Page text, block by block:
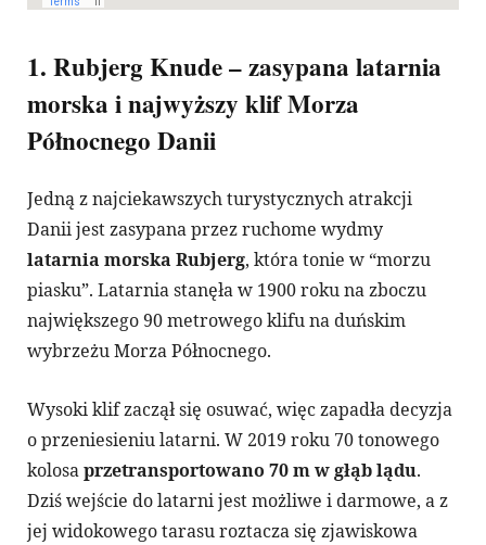
1. Rubjerg Knude – zasypana latarnia
morska i najwyższy klif Morza
Północnego Danii
Jedną z najciekawszych turystycznych atrakcji
Danii jest zasypana przez ruchome wydmy
latarnia morska Rubjerg, która tonie w “morzu
piasku”. Latarnia stanęła w 1900 roku na zboczu
największego 90 metrowego klifu na duńskim
wybrzeżu Morza Północnego.
Wysoki klif zaczął się osuwać, więc zapadła decyzja
o przeniesieniu latarni. W 2019 roku 70 tonowego
kolosaprzetransportowano 70 m w głąb lądu.
Dziś wejście do latarni jest możliwe i darmowe, a z
jej widokowego tarasu roztacza się zjawiskowa